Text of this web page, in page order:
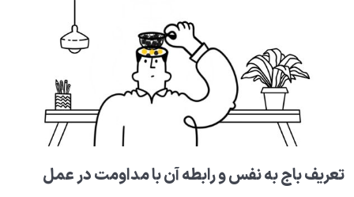
بررسی تفاوت خیر و شر و مطلق یا نسبی بودن جایگاه آن ها
مهم‌ترین معیارهای تشخیص خیر و شر در تصمیم‌گیری‌های
روزمره کدام‌ است؟
مقایسه نتیجه مداومت در خیر و شر؛ چرا خیر ماندگار است
و شر نابود شدنی؟
برکت معرفی شده اند؟
تعریف ‌‌باج ‌‌به ‌‌نفس ‌‌و ‌‌رابطه ‌‌آن ‌‌با ‌‌مداومت ‌‌در ‌‌عمل